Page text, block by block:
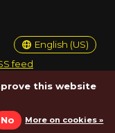
feed
English (US)
this website
No More on cookies »